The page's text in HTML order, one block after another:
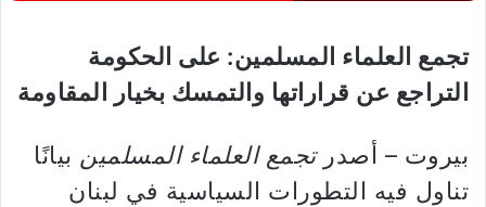
تجمع العلماء المسلمين: على الحكومة
التراجع عن قراراتها والتمسك بخيار المقاومة
بيروت – أصدرتجمع العلماء المسلمين بيانًا
تناول فيه التطورات السياسية في لبنان